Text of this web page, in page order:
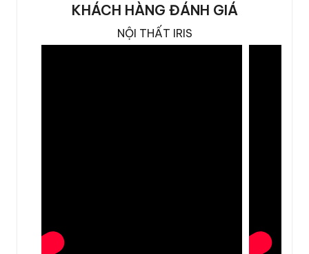
Ghế sofa Mattia Casa sử dụng chất
KHÁCH HÀNG ĐÁNH GIÁ
NỘI THẤT IRIS